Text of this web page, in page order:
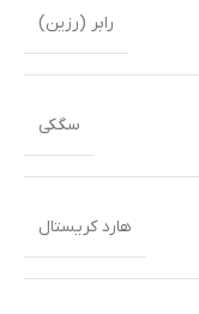
رابر (رزین)
سگکی
هارد کریستال